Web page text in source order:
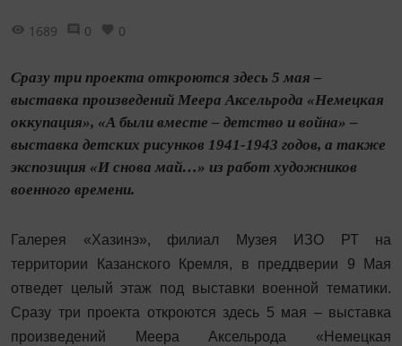
1689 0 0
Сразу три проекта откроются здесь 5 мая –
выставка произведений Меера Аксельрода «Немецкая
оккупация», «А были вместе – детство и война» –
выставка детских рисунков 1941-1943 годов, а также
экспозиция «И снова май…» из работ художников
военного времени.
Галерея «Хазинэ», филиал Музея ИЗО РТ на
территории Казанского Кремля, в преддверии 9 Мая
отведет целый этаж под выставки военной тематики.
Сразу три проекта откроются здесь 5 мая – выставка
произведений Меера Аксельрода «Немецкая